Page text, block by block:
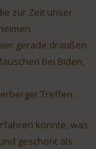
zur Zeit unser
gerade draußen
bei Biden,
Treffen.
könnte, was
geschönt als